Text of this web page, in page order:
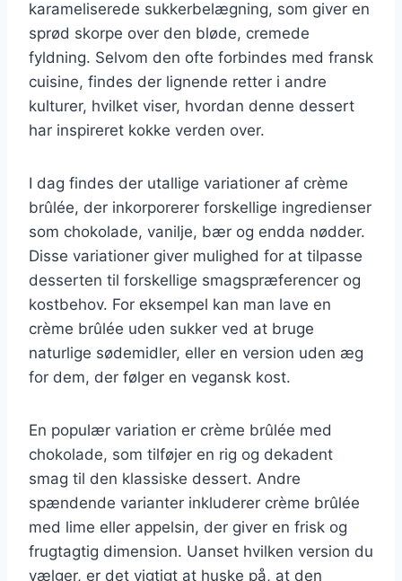
karameliserede sukkerbelægning, som giver en
sprød skorpe over den bløde, cremede
fyldning. Selvom den ofte forbindes med fransk
cuisine, findes der lignende retter i andre
kulturer, hvilket viser, hvordan denne dessert
har inspireret kokke verden over.
I dag findes der utallige variationer af crème
brûlée, der inkorporerer forskellige ingredienser
som chokolade, vanilje, bær og endda nødder.
Disse variationer giver mulighed for at tilpasse
desserten til forskellige smagspræferencer og
kostbehov. For eksempel kan man lave en
crème brûlée uden sukker ved at bruge
naturlige sødemidler, eller en version uden æg
for dem, der følger en vegansk kost.
En populær variation er crème brûlée med
chokolade, som tilføjer en rig og dekadent
smag til den klassiske dessert. Andre
spændende varianter inkluderer crème brûlée
med lime eller appelsin, der giver en frisk og
frugtagtig dimension. Uanset hvilken version du
vælger, er det vigtigt at huske på, at den